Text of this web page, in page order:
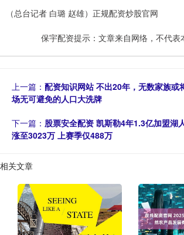
（总台记者 白璐 赵雄）正规配资炒股官网
保宇配资提示：文章来自网络，不代表
上一篇： 配资知识网站 不出20年，无数家族或
场无可避免的人口大洗牌
下一篇： 股票安全配资 凯斯勒4年1.3亿加盟湖
涨至3023万 上赛季仅488万
相关文章